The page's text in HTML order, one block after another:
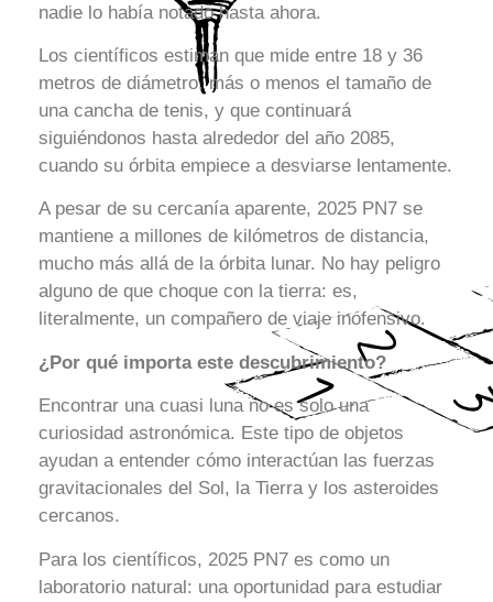
nadie lo había notado hasta ahora.
Los científicos estiman que mide entre 18 y 36
metros de diámetro, más o menos el tamaño de
una cancha de tenis, y que continuará
siguiéndonos hasta alrededor del año 2085,
cuando su órbita empiece a desviarse lentamente.
A pesar de su cercanía aparente, 2025 PN7 se
mantiene a millones de kilómetros de distancia,
mucho más allá de la órbita lunar. No hay peligro
alguno de que choque con la tierra: es,
literalmente, un compañero de viaje inofensivo.
¿Por qué importa este descubrimiento?
Encontrar una cuasi luna no es solo una
curiosidad astronómica. Este tipo de objetos
ayudan a entender cómo interactúan las fuerzas
gravitacionales del Sol, la Tierra y los asteroides
cercanos.
Para los científicos, 2025 PN7 es como un
laboratorio natural: una oportunidad para estudiar